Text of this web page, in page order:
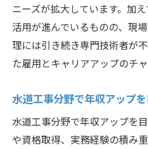
へ
水道工事設計分野で
水道工事設計に挑戦
水道施設設計指針の最新
水道施設設計指針の
水道工事設計と日本
ニーズが拡大しています。加
活用が進んでいるものの、現
理には引き続き専門技術者が
た雇用とキャリアアップのチ
水道工事分野で年収アップ
水道工事分野で年収アップを
や資格取得、実務経験の積み